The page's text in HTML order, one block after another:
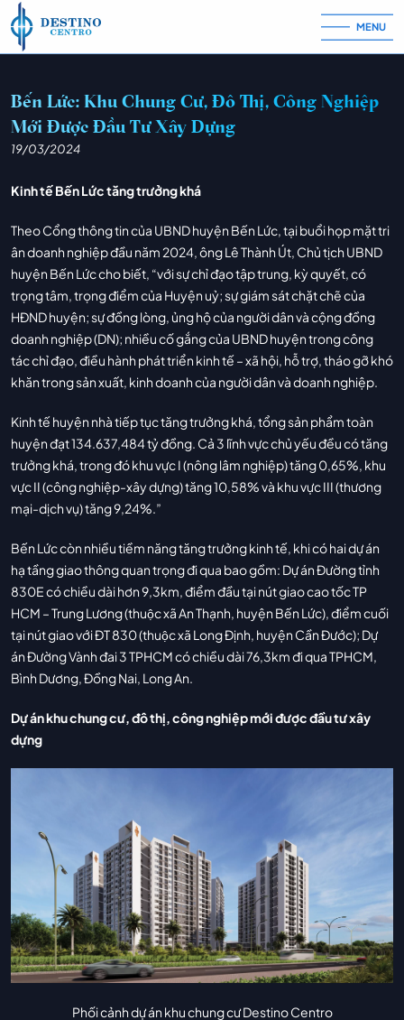
MENU
Bến Lức: Khu Chung Cư, Đô Thị, Công Nghiệp
Mới Được Đầu Tư Xây Dựng
19/03/2024
Kinh tế Bến Lức tăng trưởng khá
Theo Cổng thông tin của UBND huyện Bến Lức, tại buổi họp mặt tri
ân doanh nghiệp đầu năm 2024, ông Lê Thành Út, Chủ tịch UBND
huyện Bến Lức cho biết, “với sự chỉ đạo tập trung, kỳ quyết, có
trọng tâm, trọng điểm của Huyện uỷ; sự giám sát chặt chẽ của
HĐND huyện; sự đồng lòng, ủng hộ của người dân và cộng đồng
doanh nghiệp (DN); nhiều cố gắng của UBND huyện trong công
tác chỉ đạo, điều hành phát triển kinh tế – xã hội, hỗ trợ, tháo gỡ khó
khăn trong sản xuất, kinh doanh của người dân và doanh nghiệp.
Kinh tế huyện nhà tiếp tục tăng trưởng khá, tổng sản phẩm toàn
huyện đạt 134.637,484 tỷ đồng. Cả 3 lĩnh vực chủ yếu đều có tăng
trưởng khá, trong đó khu vực I (nông lâm nghiệp) tăng 0,65%, khu
vực II (công nghiệp-xây dựng) tăng 10,58% và khu vực III (thương
mại-dịch vụ) tăng 9,24%.”
Bến Lức còn nhiều tiềm năng tăng trưởng kinh tế, khi có hai dự án
hạ tầng giao thông quan trọng đi qua bao gồm: Dự án Đường tỉnh
830E có chiều dài hơn 9,3km, điểm đầu tại nút giao cao tốc TP
HCM – Trung Lương (thuộc xã An Thạnh, huyện Bến Lức), điểm cuối
tại nút giao với ĐT 830 (thuộc xã Long Định, huyện Cần Đước); Dự
án Đường Vành đai 3 TPHCM có chiều dài 76,3km đi qua TPHCM,
Bình Dương, Đồng Nai, Long An.
Dự án khu chung cư, đô thị, công nghiệp mới được đầu tư xây
dựng
Phối cảnh dự án khu chung cư Destino Centro